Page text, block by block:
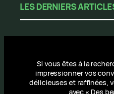
LES DERNIERS
Si vous êtes à la
impressionner vos
délicieuses et raffinées,
avec « Des